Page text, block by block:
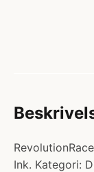
Ink. Kategori: